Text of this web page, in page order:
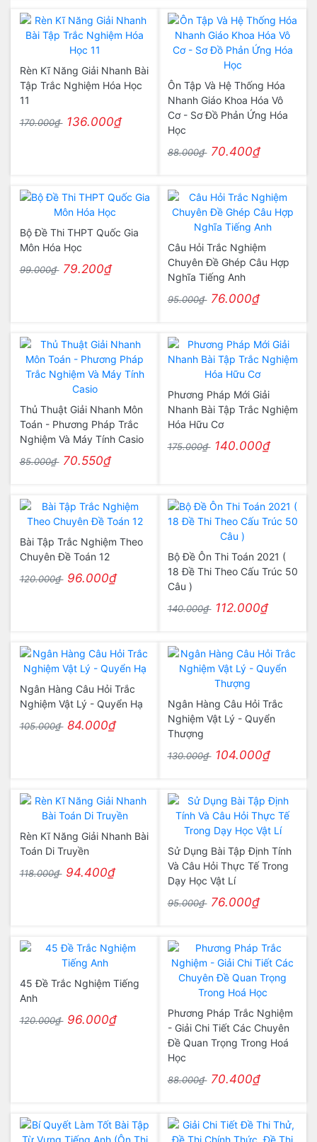
Rèn Kĩ Năng Giải Nhanh Bài
Tập Trắc Nghiệm Hóa Học
11
170.000₫ 136.000₫
Ôn Tập Và Hệ Thống Hóa
Nhanh Giáo Khoa Hóa Vô
Cơ - Sơ Đồ Phản Ứng Hóa
Học
88.000₫ 70.400₫
Bộ Đề Thi THPT Quốc Gia
Môn Hóa Học
99.000₫ 79.200₫
Câu Hỏi Trắc Nghiệm
Chuyên Đề Ghép Câu Hợp
Nghĩa Tiếng Anh
95.000₫ 76.000₫
Thủ Thuật Giải Nhanh Môn
Toán - Phương Pháp Trắc
Nghiệm Và Máy Tính Casio
85.000₫ 70.550₫
Phương Pháp Mới Giải
Nhanh Bài Tập Trắc Nghiệm
Hóa Hữu Cơ
175.000₫ 140.000₫
Bài Tập Trắc Nghiệm Theo
Chuyên Đề Toán 12
120.000₫ 96.000₫
Bộ Đề Ôn Thi Toán 2021 (
18 Đề Thi Theo Cấu Trúc 50
Câu )
140.000₫ 112.000₫
Ngân Hàng Câu Hỏi Trắc
Nghiệm Vật Lý - Quyển Hạ
105.000₫ 84.000₫
Ngân Hàng Câu Hỏi Trắc
Nghiệm Vật Lý - Quyển
Thượng
130.000₫ 104.000₫
Rèn Kĩ Năng Giải Nhanh Bài
Toán Di Truyền
118.000₫ 94.400₫
Sử Dụng Bài Tập Định Tính
Và Câu Hỏi Thực Tế Trong
Dạy Học Vật Lí
95.000₫ 76.000₫
45 Đề Trắc Nghiệm Tiếng
Anh
120.000₫ 96.000₫
Phương Pháp Trắc Nghiệm
- Giải Chi Tiết Các Chuyên
Đề Quan Trọng Trong Hoá
Học
88.000₫ 70.400₫